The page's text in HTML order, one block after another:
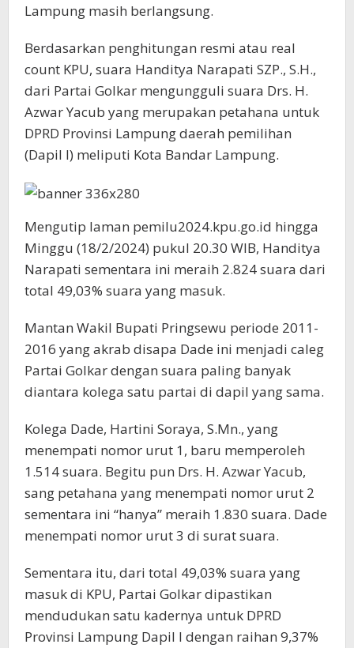
Lampung masih berlangsung.
Berdasarkan penghitungan resmi atau real
count KPU, suara Handitya Narapati SZP., S.H.,
dari Partai Golkar mengungguli suara Drs. H.
Azwar Yacub yang merupakan petahana untuk
DPRD Provinsi Lampung daerah pemilihan
(Dapil I) meliputi Kota Bandar Lampung.
Mengutip laman pemilu2024.kpu.go.id hingga
Minggu (18/2/2024) pukul 20.30 WIB, Handitya
Narapati sementara ini meraih 2.824 suara dari
total 49,03% suara yang masuk.
Mantan Wakil Bupati Pringsewu periode 2011-
2016 yang akrab disapa Dade ini menjadi caleg
Partai Golkar dengan suara paling banyak
diantara kolega satu partai di dapil yang sama.
Kolega Dade, Hartini Soraya, S.Mn., yang
menempati nomor urut 1, baru memperoleh
1.514 suara. Begitu pun Drs. H. Azwar Yacub,
sang petahana yang menempati nomor urut 2
sementara ini “hanya” meraih 1.830 suara. Dade
menempati nomor urut 3 di surat suara.
Sementara itu, dari total 49,03% suara yang
masuk di KPU, Partai Golkar dipastikan
mendudukan satu kadernya untuk DPRD
Provinsi Lampung Dapil I dengan raihan 9,37%